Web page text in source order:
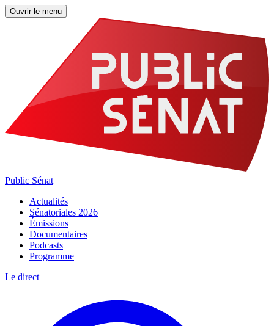
Ouvrir le menu
Public Sénat
Actualités
Sénatoriales 2026
Émissions
Documentaires
Podcasts
Programme
Le direct